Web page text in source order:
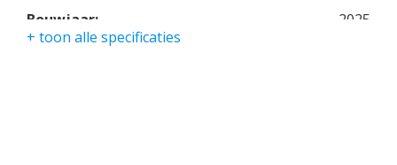
Bouwjaar:
2025
+ toon alle specificaties